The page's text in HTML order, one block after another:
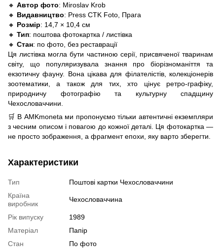
🔸 Автор фото: Miroslav Krob
🔸 Видавництво: Press CTK Foto, Прага
🔸 Розмір: 14,7 × 10,4 см
🔸 Тип: поштова фотокартка / листівка
🔸 Стан: по фото, без реставрації
Ця листівка могла бути частиною серії, присвяченої тваринам
світу, що популяризувала знання про біорізноманіття та
екзотичну фауну. Вона цікава для філателістів, колекціонерів
зоотематики, а також для тих, хто цінує ретро-графіку,
природничу фотографію та культурну спадщину
Чехословаччини.
🛒 В AMKmoneta ми пропонуємо тільки автентичні екземпляри
з чесним описом і повагою до кожної деталі. Ця фотокартка —
не просто зображення, а фрагмент епохи, яку варто зберегти.
Характеристики
Тип
Поштові картки Чехословаччини
Країна
виробник
Чехословаччина
Рік випуску
1989
Матеріал
Папір
Стан
По фото